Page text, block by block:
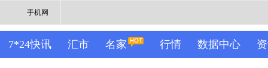
手机网
7*24快讯 汇市 名家 行情 数据中心